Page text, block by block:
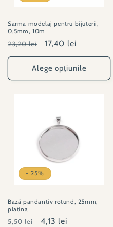
Sarma modelaj pentru bijuterii,
0,5mm, 10m
Preț
obișnuit
23,20 lei
Preț
redus
17,40 lei
Alege opțiunile
- 25%
Bază pandantiv rotund, 25mm,
platina
Preț
5,50 lei
Preț
4,13 lei